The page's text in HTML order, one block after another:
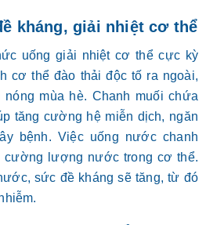
kháng, giải nhiệt cơ thể
uống giải nhiệt cơ thể cực kỳ
cơ thể đào thải độc tố ra ngoài,
mùa hè. Chanh muối chứa
tăng cường hệ miễn dịch, ngăn
bệnh. Việc uống nước chanh
cường lượng nước trong cơ thể.
sức đề kháng sẽ tăng, từ đó